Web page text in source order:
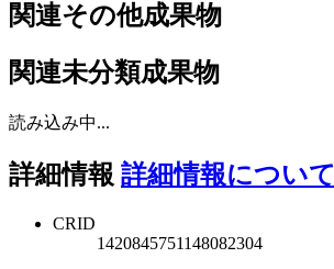
関連その他成果物
関連未分類成果物
読み込み中...
詳細情報 詳細情報について
CRID
1420845751148082304